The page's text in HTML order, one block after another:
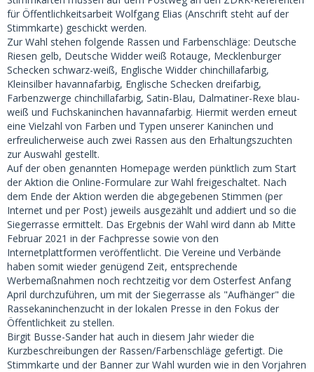
für Öffentlichkeitsarbeit Wolfgang Elias (Anschrift steht auf der
Stimmkarte) geschickt werden.
Zur Wahl stehen folgende Rassen und Farbenschläge: Deutsche
Riesen gelb, Deutsche Widder weiß Rotauge, Mecklenburger
Schecken schwarz-weiß, Englische Widder chinchillafarbig,
Kleinsilber havannafarbig, Englische Schecken dreifarbig,
Farbenzwerge chinchillafarbig, Satin-Blau, Dalmatiner-Rexe blau-
weiß und Fuchskaninchen havannafarbig. Hiermit werden erneut
eine Vielzahl von Farben und Typen unserer Kaninchen und
erfreulicherweise auch zwei Rassen aus den Erhaltungszuchten
zur Auswahl gestellt.
Auf der oben genannten Homepage werden pünktlich zum Start
der Aktion die Online-Formulare zur Wahl freigeschaltet. Nach
dem Ende der Aktion werden die abgegebenen Stimmen (per
Internet und per Post) jeweils ausgezählt und addiert und so die
Siegerrasse ermittelt. Das Ergebnis der Wahl wird dann ab Mitte
Februar 2021 in der Fachpresse sowie von den
Internetplattformen veröffentlicht. Die Vereine und Verbände
haben somit wieder genügend Zeit, entsprechende
Werbemaßnahmen noch rechtzeitig vor dem Osterfest Anfang
April durchzuführen, um mit der Siegerrasse als "Aufhänger" die
Rassekaninchenzucht in der lokalen Presse in den Fokus der
Öffentlichkeit zu stellen.
Birgit Busse-Sander hat auch in diesem Jahr wieder die
Kurzbeschreibungen der Rassen/Farbenschläge gefertigt. Die
Stimmkarte und der Banner zur Wahl wurden wie in den Vorjahren